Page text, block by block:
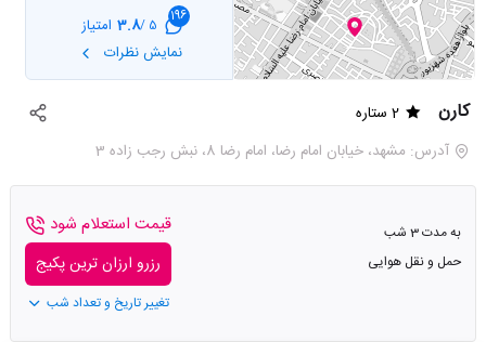
196
5 /
3.8 امتیاز
نمایش نظرات
کارن
2 ستاره
آدرس: مشهد، خیابان امام رضا، امام رضا 8، نبش رجب زاده 3
به مدت 3 شب
حمل و نقل هوایی
قیمت استعلام شود
رزرو ارزان ترین پکیج
تغییر تاریخ و تعداد شب